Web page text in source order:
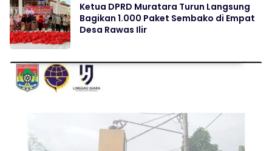
Ketua DPRD Muratara Turun Langsung
Bagikan 1.000 Paket Sembako di Empat
Desa Rawas Ilir